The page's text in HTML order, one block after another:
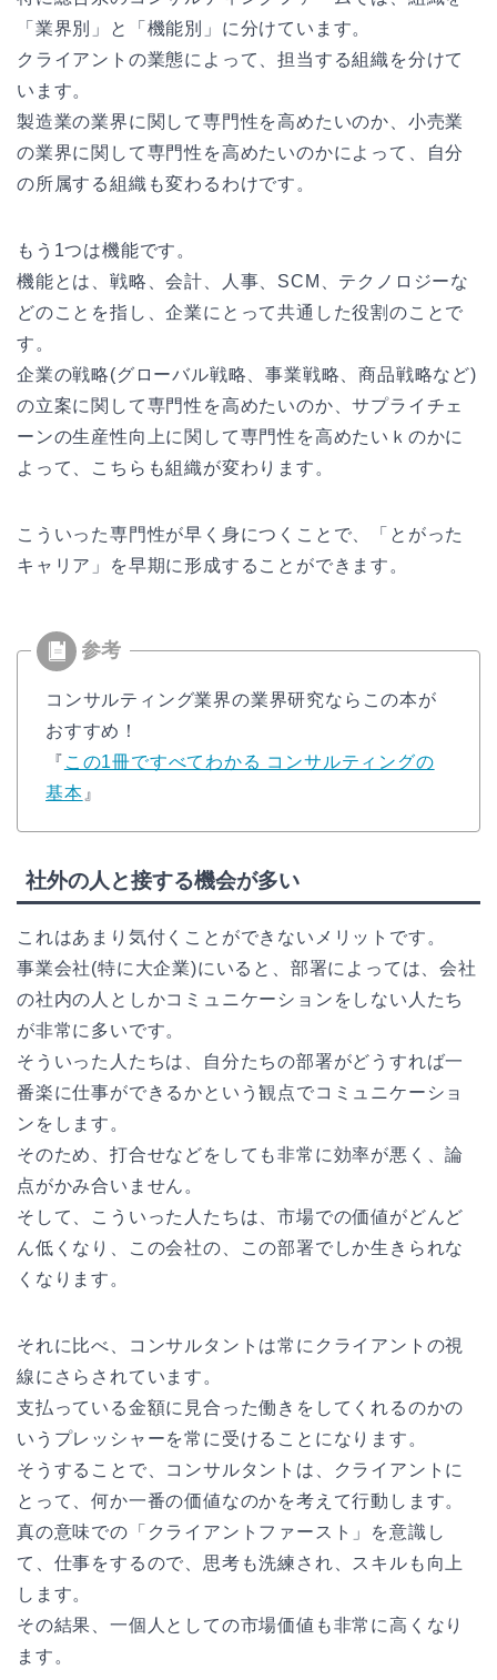
「業界別」と「機能別」に分けています。
クライアントの業態によって、担当する組織を分けて
います。
製造業の業界に関して専門性を高めたいのか、小売業
の業界に関して専門性を高めたいのかによって、自分
の所属する組織も変わるわけです。
もう1つは機能です。
機能とは、戦略、会計、人事、SCM、テクノロジーな
どのことを指し、企業にとって共通した役割のことで
す。
企業の戦略(グローバル戦略、事業戦略、商品戦略など)
の立案に関して専門性を高めたいのか、サプライチェ
ーンの生産性向上に関して専門性を高めたいｋのかに
よって、こちらも組織が変わります。
こういった専門性が早く身につくことで、「とがった
キャリア」を早期に形成することができます。
コンサルティング業界の業界研究ならこの本が
おすすめ！
『 この1冊ですべてわかる コンサルティングの
基本 』
社外の人と接する機会が多い
これはあまり気付くことができないメリットです。
事業会社(特に大企業)にいると、部署によっては、会社
の社内の人としかコミュニケーションをしない人たち
が非常に多いです。
そういった人たちは、自分たちの部署がどうすれば一
番楽に仕事ができるかという観点でコミュニケーショ
ンをします。
そのため、打合せなどをしても非常に効率が悪く、論
点がかみ合いません。
そして、こういった人たちは、市場での価値がどんど
ん低くなり、この会社の、この部署でしか生きられな
くなります。
それに比べ、コンサルタントは常にクライアントの視
線にさらされています。
支払っている金額に見合った働きをしてくれるのかの
いうプレッシャーを常に受けることになります。
そうすることで、コンサルタントは、クライアントに
とって、何か一番の価値なのかを考えて行動します。
真の意味での「クライアントファースト」を意識し
て、仕事をするので、思考も洗練され、スキルも向上
します。
その結果、一個人としての市場価値も非常に高くなり
ます。